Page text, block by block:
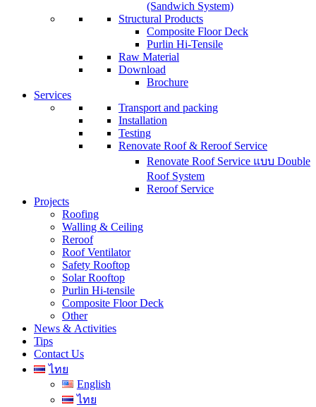
(Sandwich System)
Structural Products
Composite Floor Deck
Purlin Hi-Tensile
Raw Material
Download
Brochure
Services
Transport and packing
Installation
Testing
Renovate Roof & Reroof Service
Renovate Roof Service แบบ Double
Roof System
Reroof Service
Projects
Roofing
Walling & Ceiling
Reroof
Roof Ventilator
Safety Rooftop
Solar Rooftop
Purlin Hi-tensile
Composite Floor Deck
Other
News & Activities
Tips
Contact Us
ไทย
English
ไทย